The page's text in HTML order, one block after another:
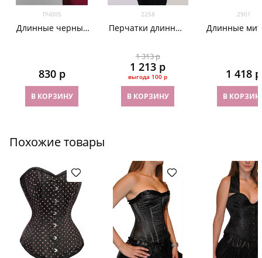
ПЧ005
Длинные черные
830 р
В КОРЗИНУ
2258
Перчатки длинные
1 313 р
1 213 р
выгода 100 р
В КОРЗИНУ
2901
Длинные
1 418 р
В
Похожие товары